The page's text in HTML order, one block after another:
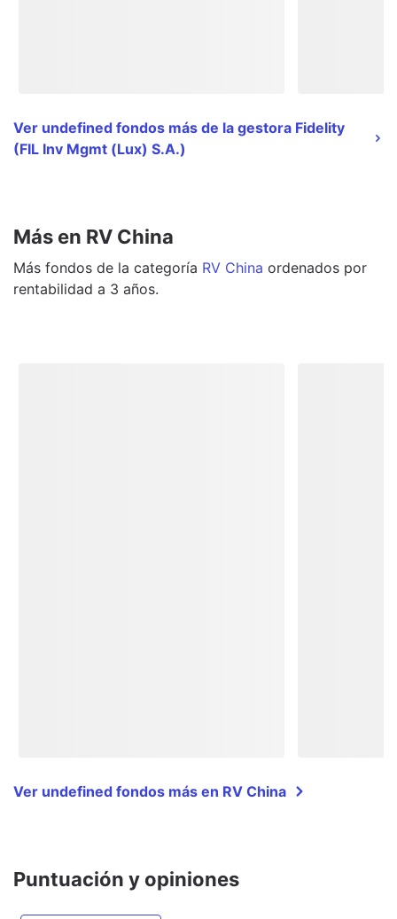
Ver undefined fondos más de la gestora Fidelity
(FIL Inv Mgmt (Lux) S.A.)
Más en RV China
Más fondos de la categoría RV China ordenados por
rentabilidad a 3 años.
Ver undefined fondos más en RV China
Puntuación y opiniones